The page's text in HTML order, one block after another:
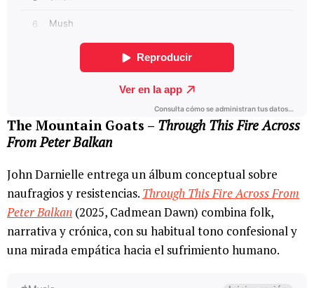
The Mountain Goats – Through This Fire Across
From Peter Balkan
John Darnielle entrega un álbum conceptual sobre
naufragios y resistencias. Through This Fire Across From
Peter Balkan (2025, Cadmean Dawn) combina folk,
narrativa y crónica, con su habitual tono confesional y
una mirada empática hacia el sufrimiento humano.